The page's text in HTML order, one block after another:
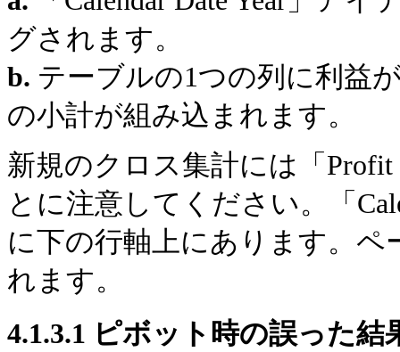
グされます。
b. テーブルの1つの列に利益
の小計が組み込まれます。
新規のクロス集計には「
とに注意してください。「
に下の行軸上にあります。
れます。
4.1.3.1 ピボット時の誤った結